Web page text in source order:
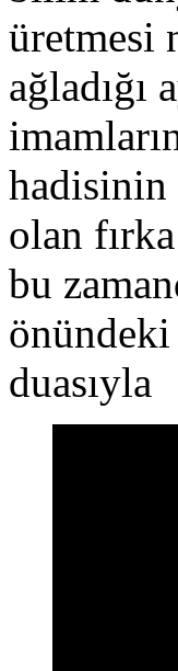
üretmesi
ağladığı
hadisinin
olan
bu
önündeki
duasıyla